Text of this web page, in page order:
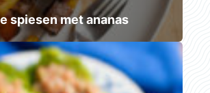
spiesen met ananas